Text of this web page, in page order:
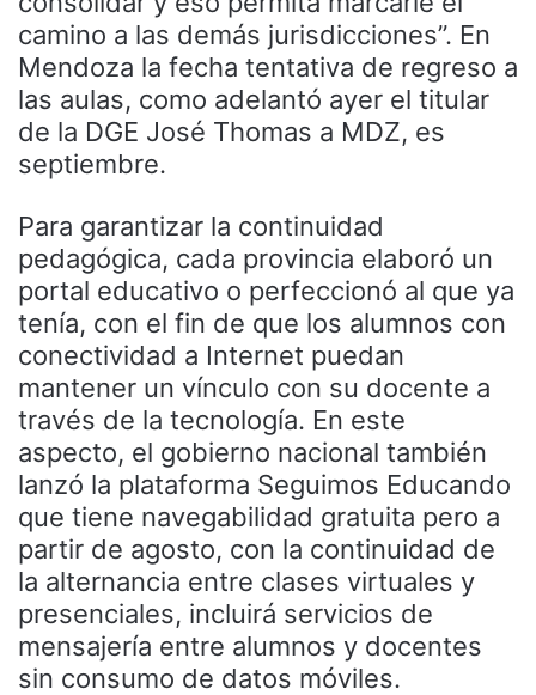
camino a las demás jurisdicciones”. En
Mendoza la fecha tentativa de regreso a
las aulas, como adelantó ayer el titular
de la DGE José Thomas a MDZ, es
septiembre.
Para garantizar la continuidad
pedagógica, cada provincia elaboró un
portal educativo o perfeccionó al que ya
tenía, con el fin de que los alumnos con
conectividad a Internet puedan
mantener un vínculo con su docente a
través de la tecnología. En este
aspecto, el gobierno nacional también
lanzó la plataforma Seguimos Educando
que tiene navegabilidad gratuita pero a
partir de agosto, con la continuidad de
la alternancia entre clases virtuales y
presenciales, incluirá servicios de
mensajería entre alumnos y docentes
sin consumo de datos móviles.